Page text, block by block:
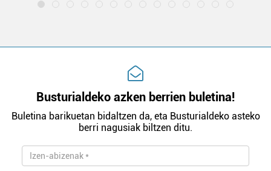
Busturialdeko azken berrien buletina!
Buletina barikuetan bidaltzen da, eta Busturialdeko asteko
berri nagusiak biltzen ditu.